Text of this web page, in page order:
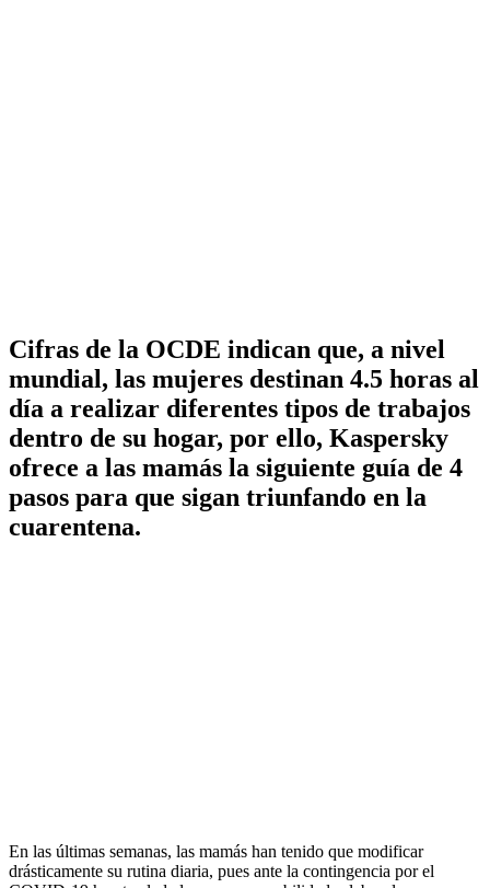
Cifras de la OCDE indican que, a nivel
mundial, las mujeres destinan 4.5 horas al
día a realizar diferentes tipos de trabajos
dentro de su hogar, por ello, Kaspersky
ofrece a las mamás la siguiente guía de 4
pasos para que sigan triunfando en la
cuarentena.
En las últimas semanas, las mamás han tenido que modificar
drásticamente su rutina diaria, pues ante la contingencia por el